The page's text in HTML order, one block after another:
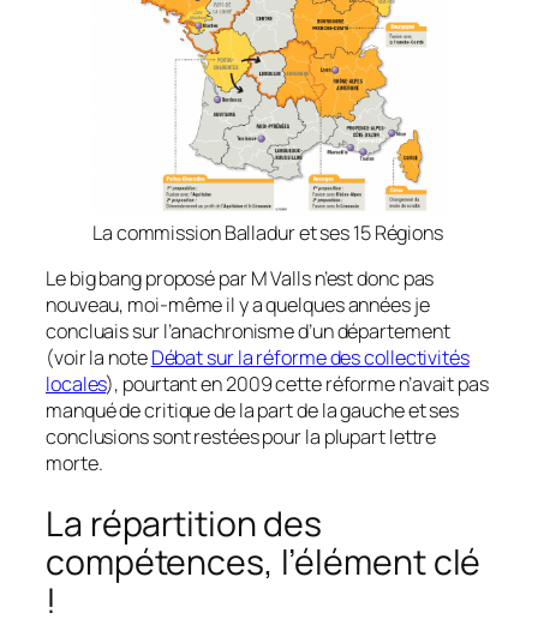
La commission Balladur et ses 15 Régions
Le big bang proposé par M Valls n’est donc pas
nouveau, moi-même il y a quelques années je
concluais sur l’anachronisme d’un département
(voir la noteDébat sur la réforme des collectivités
locales), pourtant en 2009 cette réforme n’avait pas
manqué de critique de la part de la gauche et ses
conclusions sont restées pour la plupart lettre
morte.
La répartition des
compétences, l’élément clé
!